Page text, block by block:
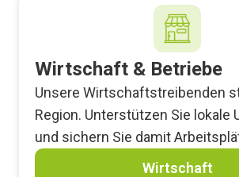
Wirtschaft & Betriebe
Unsere Wirtschaftstreibenden
Region. Unterstützen Sie lokale
und sichern Sie damit
Wirtschaft